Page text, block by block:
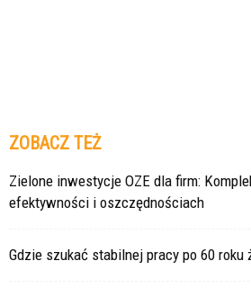
ZOBACZ TEŻ
Zielone inwestycje OZE dla firm:
efektywności i oszczędnościach
Gdzie szukać stabilnej pracy po 60 roku